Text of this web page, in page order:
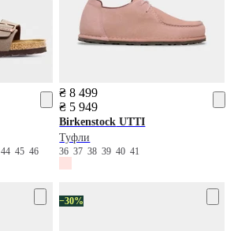
44 45 46
₴ 8 499
₴ 5 949
Birkenstock UTTI
Туфли
363738394041
−30%